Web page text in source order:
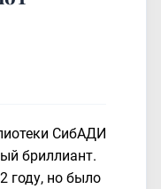
СибАДИ
бриллиант.
году, но было